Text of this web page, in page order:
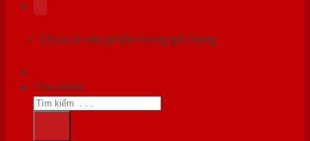
Chưa có sản phẩm trong giỏ hàng.
Tìm kiếm: